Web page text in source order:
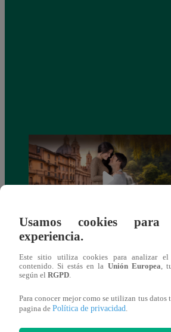
eres tú”: una historia de cartas y
lo cambiará todo
Usamos cookies
experiencia.
Este sitio utiliza cookies para analizar el
contenido. Si estás en la Unión Europea ,
según el RGPD
Para conocer mejor como se utilizan tus datos
pagina de Política de privacidad